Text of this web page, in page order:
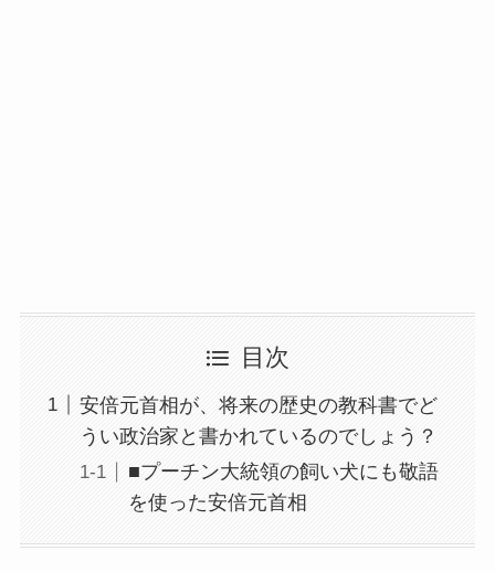
目次
安倍元首相が、将来の歴史の教科書でど
うい政治家と書かれているのでしょう？
■プーチン大統領の飼い犬にも敬語
を使った安倍元首相